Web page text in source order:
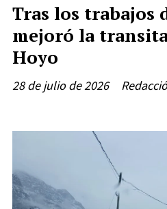
Tras los trabajos
mejoró la
Hoyo
28 de julio de 2026